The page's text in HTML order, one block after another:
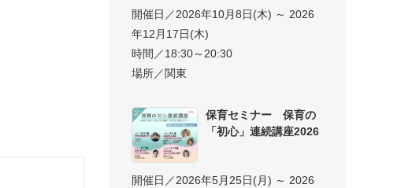
開催日／2026年10月8日(木) ～ 2026
年12月17日(木)
時間／18:30～20:30
場所／関東
保育セミナー 保育の
「初心」連続講座2026
開催日／2026年5月25日(月) ～ 2026